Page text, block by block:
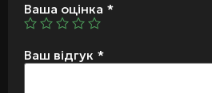
Ваша оцінка *
Ваш відгук *